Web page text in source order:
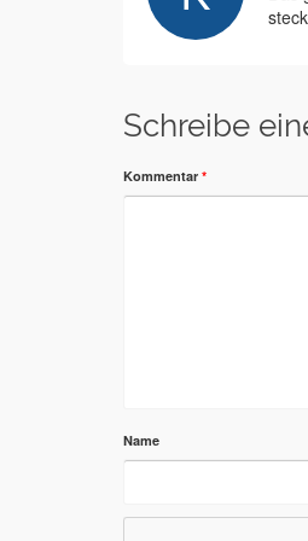
Schreibe
Kommentar *
Name